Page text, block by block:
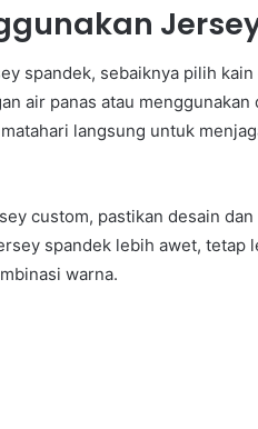
spandek, sebaiknya pilih
air panas atau
langsung untuk
custom, pastikan desain
spandek lebih awet, tetap
warna.